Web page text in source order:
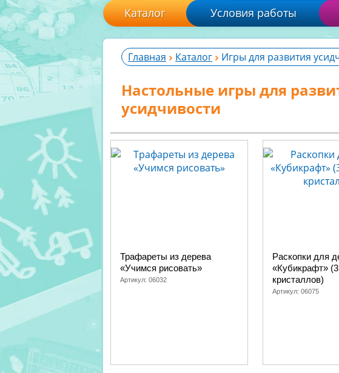
Каталог Условия работы
Главная Каталог Игры для развития
Настольные игры для
усидчивости
Трафареты из дерева
«Учимся рисовать»
Артикул: 06032
Раскопки для
«Кубикрафт»
кристаллов)
Артикул: 06075